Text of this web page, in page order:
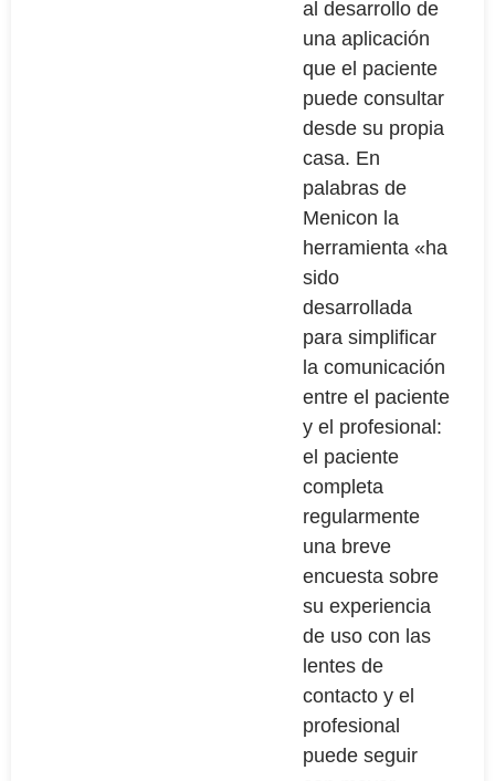
al desarrollo de
una aplicación
que el paciente
puede consultar
desde su propia
casa. En
palabras de
Menicon la
herramienta «ha
sido
desarrollada
para simplificar
la comunicación
entre el paciente
y el profesional:
el paciente
completa
regularmente
una breve
encuesta sobre
su experiencia
de uso con las
lentes de
contacto y el
profesional
puede seguir